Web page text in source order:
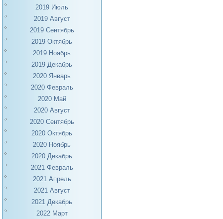
2019 Июль
2019 Август
2019 Сентябрь
2019 Октябрь
2019 Ноябрь
2019 Декабрь
2020 Январь
2020 Февраль
2020 Май
2020 Август
2020 Сентябрь
2020 Октябрь
2020 Ноябрь
2020 Декабрь
2021 Февраль
2021 Апрель
2021 Август
2021 Декабрь
2022 Март